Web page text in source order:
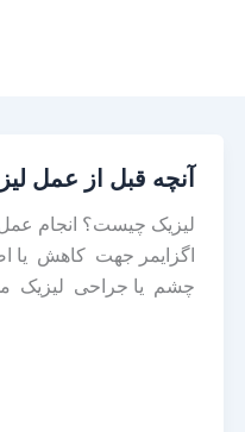
آنچه قبل از عمل
لیزیک چیست؟ انجام
اگزایمر جهت کاهش یا
چشم یا جراحی لیزیک